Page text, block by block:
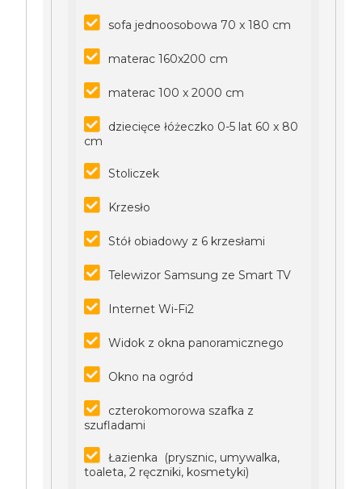
sofa jednoosobowa 70 x 180 cm
materac 160x200 cm
materac 100 x 2000 cm
dziecięce łóżeczko 0-5 lat 60 x 80
cm
Stoliczek
Krzesło
Stół obiadowy z 6 krzesłami
Telewizor Samsung ze Smart TV
Internet Wi-Fi2
Widok z okna panoramicznego
Okno na ogród
czterokomorowa szafka z
szufladami
Łazienka (prysznic, umywalka,
toaleta, 2 ręczniki, kosmetyki)